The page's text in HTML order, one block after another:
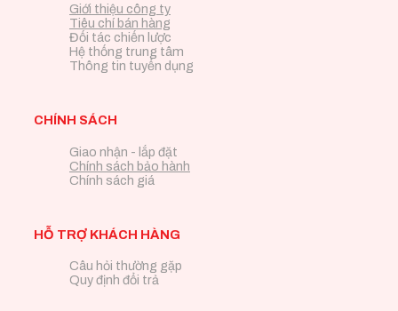
Giới thiệu công ty
Tiêu chí bán hàng
Đối tác chiến lược
Hệ thống trung tâm
Thông tin tuyển dụng
CHÍNH SÁCH
Giao nhận - lắp đặt
Chính sách bảo hành
Chính sách giá
HỖ TRỢ KHÁCH HÀNG
Câu hỏi thường gặp
Quy định đổi trả